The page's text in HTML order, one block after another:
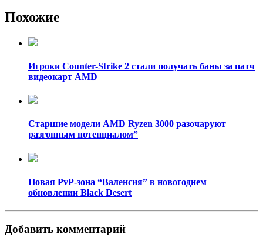
Похожие
Игроки Counter-Strike 2 стали получать баны за патч
видеокарт AMD
Старшие модели AMD Ryzen 3000 разочаруют
разгонным потенциалом”
Новая PvP-зона “Валенсия” в новогоднем
обновлении Black Desert
Добавить комментарий